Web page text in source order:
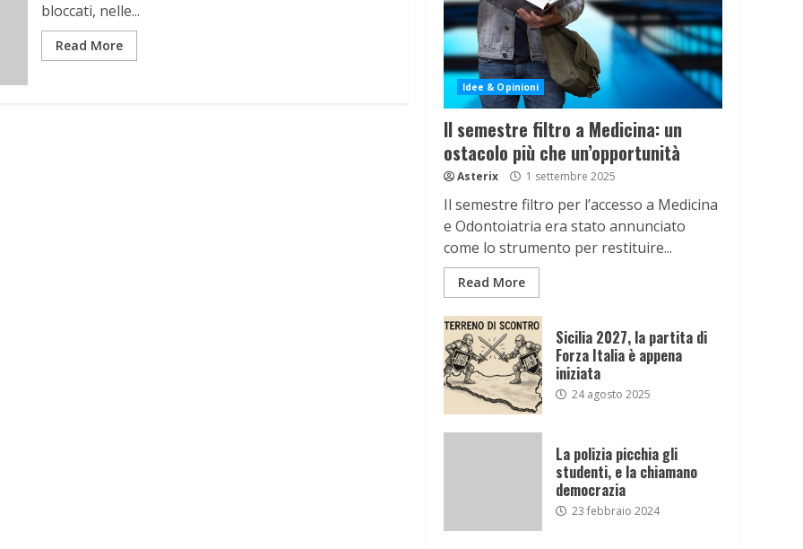
bloccati, nelle...
Read More
Idee & Opinioni
Il semestre filtro a Medicina: un
ostacolo più che un’opportunità
Asterix 1 settembre 2025
Il semestre filtro per l’accesso a Medicina
e Odontoiatria era stato annunciato
come lo strumento per restituire...
Read More
Sicilia 2027, la partita di
Forza Italia è appena
iniziata
24 agosto 2025
La polizia picchia gli
studenti, e la chiamano
democrazia
23 febbraio 2024